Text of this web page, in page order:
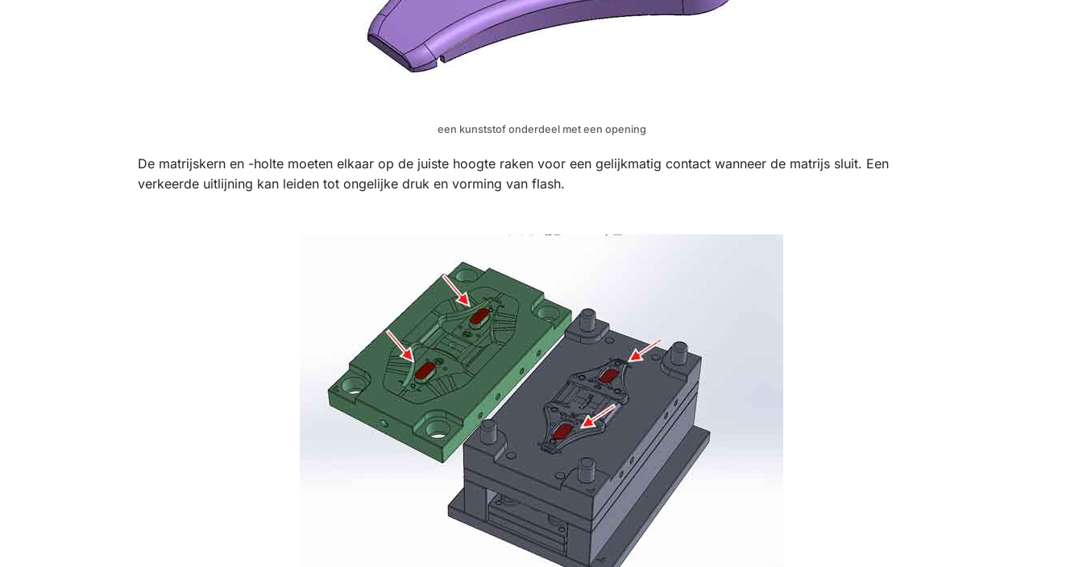
een kunststof onderdeel met een opening
De matrijskern en -holte moeten elkaar op de juiste hoogte raken voor een gelijkmatig contact wanneer de matrijs sluit. Een
verkeerde uitlijning kan leiden tot ongelijke druk en vorming van flash.